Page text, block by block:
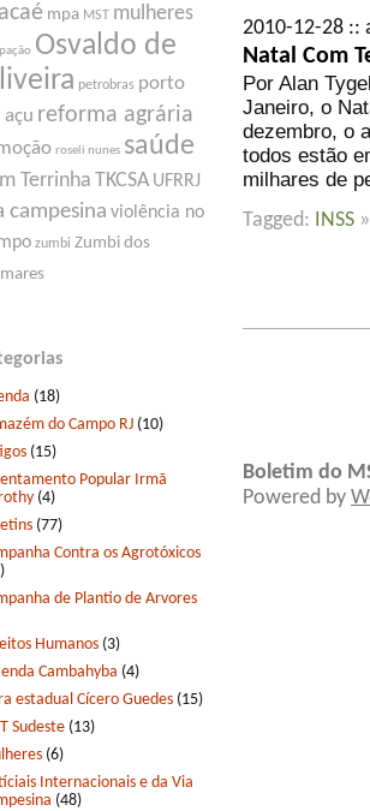
mpa MST mulheres
Osvaldo de
petrobras porto
reforma agrária
roseli nunes saúde
Terrinha TKCSA UFRRJ
campesina violência no
zumbi Zumbi dos
(18)
do Campo RJ (10)
(15)
Popular Irmã
(4)
(77)
Contra os Agrotóxicos
de Plantio de Arvores
Humanos (3)
Cambahyba (4)
estadual Cícero Guedes (15)
Sudeste (13)
(6)
Internacionais e da Via
(48)
2010-12-28
Natal Com
Por Alan
Janeiro, o
dezembro, o
todos estão
milhares de
Tagged: INSS
Boletim do
Powered by